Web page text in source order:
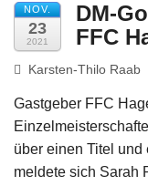
NOV.
23
2021
DM-
FFC
Karsten-Thilo Raab
Gastgeber FFC
über einen Titel
meldete sich Sarah